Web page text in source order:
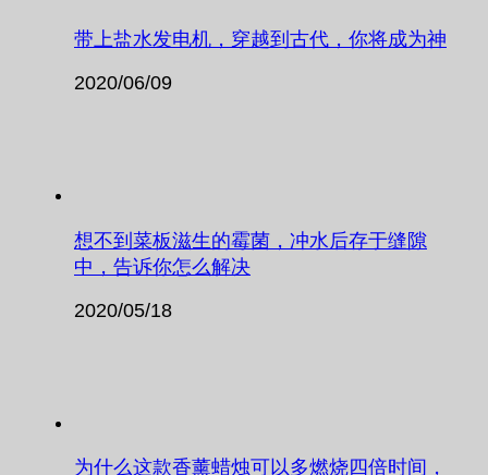
带上盐水发电机，穿越到古代，你将成为神
2020/06/09
想不到菜板滋生的霉菌，冲水后存于缝隙
中，告诉你怎么解决
2020/05/18
为什么这款香薰蜡烛可以多燃烧四倍时间，